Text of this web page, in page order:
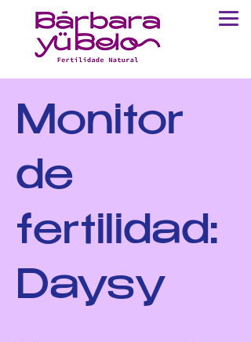
Monitor
de
fertilidad:
Daysy